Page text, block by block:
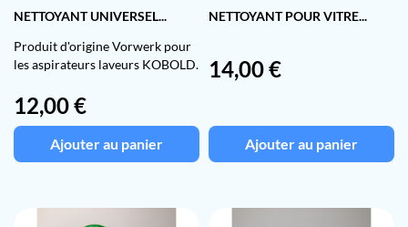
NETTOYANT UNIVERSEL...
Produit d'origine Vorwerk pour
les aspirateurs laveurs KOBOLD.
Prix
12,00 €
Ajouter au panier
NETTOYANT POUR VITRE...
Prix
14,00 €
Ajouter au panier